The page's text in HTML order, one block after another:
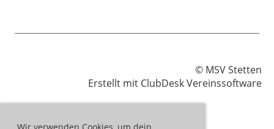
© MSV Stetten
Erstellt mit ClubDesk Vereinssoftware